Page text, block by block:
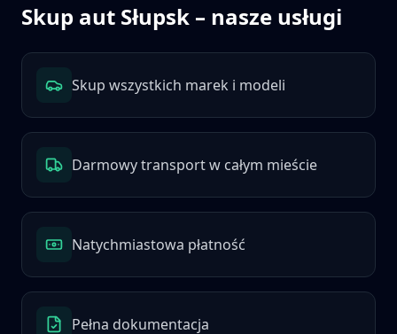
Skup aut Słupsk – nasze usługi
Skup wszystkich marek i modeli
Darmowy transport w całym mieście
Natychmiastowa płatność
Pełna dokumentacja